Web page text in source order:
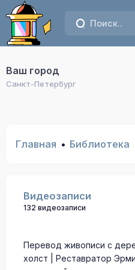
Ваш город
Санкт-Петербург
Главная Библиотека
Видеозаписи
132 видеозаписи
Перевод живописи с
холст | Реставратор